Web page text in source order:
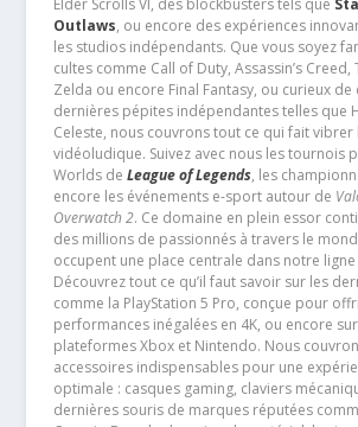
Elder Scrolls VI, des blockbusters tels que
Outlaws, ou encore des expériences
les studios indépendants. Que vous soyez
cultes comme Call of Duty, Assassin’s Creed,
Zelda ou encore Final Fantasy, ou curieux
dernières pépites indépendantes telles que
Celeste, nous couvrons tout ce qui fait vibrer
vidéoludique. Suivez avec nous les tournois
Worlds de League of Legends, les
encore les événements e-sport autour de
Overwatch 2. Ce domaine en plein essor
des millions de passionnés à travers le
occupent une place centrale dans notre
Découvrez tout ce qu’il faut savoir sur les
comme la PlayStation 5 Pro, conçue pour
performances inégalées en 4K, ou encore
plateformes Xbox et Nintendo. Nous
accessoires indispensables pour une
optimale : casques gaming, claviers
dernières souris de marques réputées